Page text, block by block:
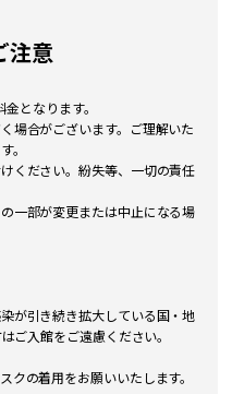
注意
となります。
場合がございます。ご理解いた
。
ください。紛失等、一切の責任
一部が変更または中止になる場
が引き続き拡大している国・地
ご入館をご遠慮ください。
クの着用をお願いいたします。